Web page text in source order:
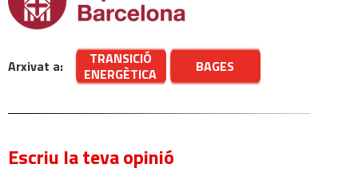
Arxivat a:
TRANSICIÓ
ENERGÈTICA
BAGES
Escriu la teva opinió